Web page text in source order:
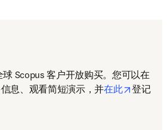
Scopus 客户开放购买。您可以在
tab/window
息、观看简短演示，并在此 opens
登记